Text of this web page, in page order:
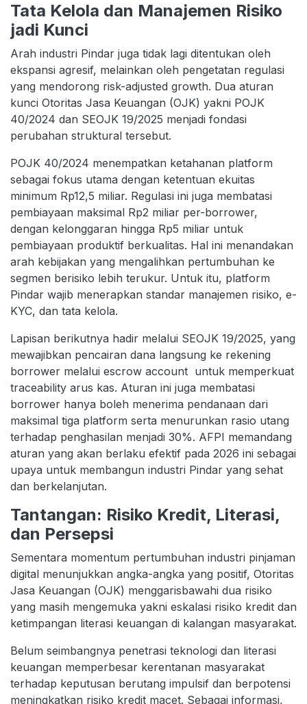
Tata Kelola dan Manajemen Risiko
jadi Kunci
Arah industri Pindar juga tidak lagi ditentukan oleh
ekspansi agresif, melainkan oleh pengetatan regulasi
yang mendorong risk-adjusted growth. Dua aturan
kunci Otoritas Jasa Keuangan (OJK) yakni POJK
40/2024 dan SEOJK 19/2025 menjadi fondasi
perubahan struktural tersebut.
POJK 40/2024 menempatkan ketahanan platform
sebagai fokus utama dengan ketentuan ekuitas
minimum Rp12,5 miliar. Regulasi ini juga membatasi
pembiayaan maksimal Rp2 miliar per-borrower,
dengan kelonggaran hingga Rp5 miliar untuk
pembiayaan produktif berkualitas. Hal ini menandakan
arah kebijakan yang mengalihkan pertumbuhan ke
segmen berisiko lebih terukur. Untuk itu, platform
Pindar wajib menerapkan standar manajemen risiko, e-
KYC, dan tata kelola.
Lapisan berikutnya hadir melalui SEOJK 19/2025, yang
mewajibkan pencairan dana langsung ke rekening
borrower melalui escrow account untuk memperkuat
traceability arus kas. Aturan ini juga membatasi
borrower hanya boleh menerima pendanaan dari
maksimal tiga platform serta menurunkan rasio utang
terhadap penghasilan menjadi 30%. AFPI memandang
aturan yang akan berlaku efektif pada 2026 ini sebagai
upaya untuk membangun industri Pindar yang sehat
dan berkelanjutan.
Tantangan: Risiko Kredit, Literasi,
dan Persepsi
Sementara momentum pertumbuhan industri pinjaman
digital menunjukkan angka-angka yang positif, Otoritas
Jasa Keuangan (OJK) menggarisbawahi dua risiko
yang masih mengemuka yakni eskalasi risiko kredit dan
ketimpangan literasi keuangan di kalangan masyarakat.
Belum seimbangnya penetrasi teknologi dan literasi
keuangan memperbesar kerentanan masyarakat
terhadap keputusan berutang impulsif dan berpotensi
meningkatkan risiko kredit macet. Sebagai informasi,